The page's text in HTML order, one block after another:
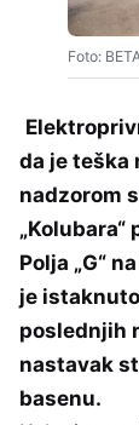
Foto:
da je teška
nadzorom
Polja „G“
je
poslednjih
nastavak
basenu.